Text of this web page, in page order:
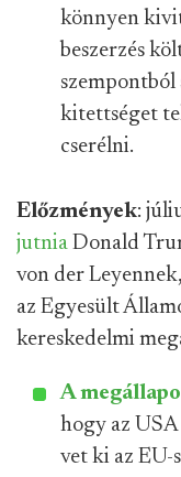
könnyen
beszerzés
szempontból
kitettséget
cserélni.
Előzmények:
jutnia Donald
von der
az Egyesült
kereskedelmi
A
hogy az USA
vet ki az EU-